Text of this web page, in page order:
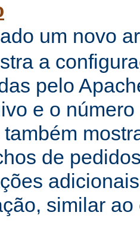
um novo
a
pelo
e o
de
similar